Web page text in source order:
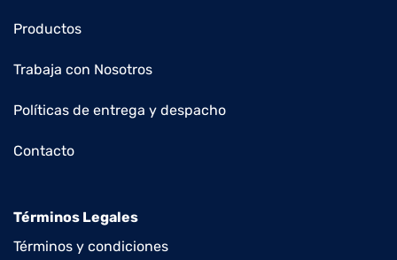
Productos
Trabaja con Nosotros
Políticas de entrega y despacho
Contacto
Términos Legales
Términos y condiciones